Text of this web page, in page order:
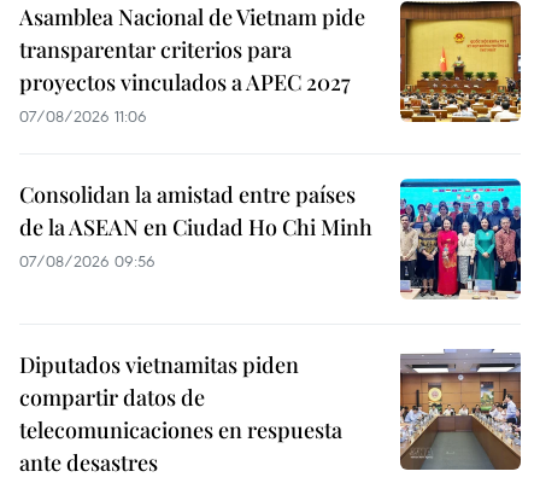
Asamblea Nacional de Vietnam pide
transparentar criterios para
proyectos vinculados a APEC 2027
07/08/2026 11:06
Consolidan la amistad entre países
de la ASEAN en Ciudad Ho Chi Minh
07/08/2026 09:56
Diputados vietnamitas piden
compartir datos de
telecomunicaciones en respuesta
ante desastres